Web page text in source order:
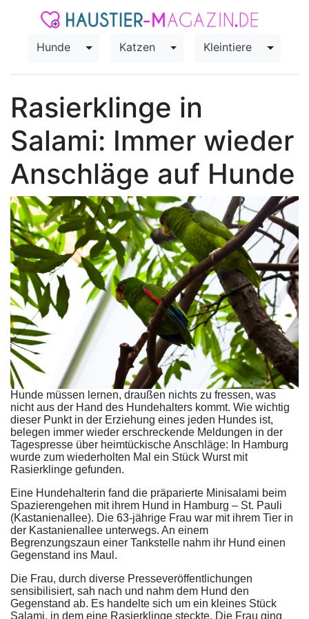
Hunde Toggle Dropdown
Katzen Toggle Dropdown
Kleintiere Toggle
Rasierklinge in
Salami: Immer wieder
Anschläge auf Hunde
Hunde müssen lernen, draußen nichts zu fressen, was
nicht aus der Hand des Hundehalters kommt. Wie wichtig
dieser Punkt in der Erziehung eines jeden Hundes ist,
belegen immer wieder erschreckende Meldungen in der
Tagespresse über heimtückische Anschläge: In Hamburg
wurde zum wiederholten Mal ein Stück Wurst mit
Rasierklinge gefunden.
Eine Hundehalterin fand die präparierte Minisalami beim
Spazierengehen mit ihrem Hund in Hamburg – St. Pauli
(Kastanienallee). Die 63-jährige Frau war mit ihrem Tier in
der Kastanienallee unterwegs. An einem
Begrenzungszaun einer Tankstelle nahm ihr Hund einen
Gegenstand ins Maul.
Die Frau, durch diverse Presseveröffentlichungen
sensibilisiert, sah nach und nahm dem Hund den
Gegenstand ab. Es handelte sich um ein kleines Stück
Salami, in dem eine Rasierklinge steckte. Die Frau ging